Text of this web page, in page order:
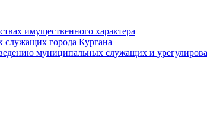
имущественного характера
города Кургана
муниципальных служащих и